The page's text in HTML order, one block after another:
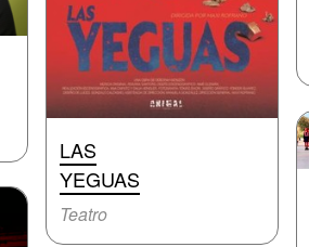
LAS
YEGUAS
Teatro